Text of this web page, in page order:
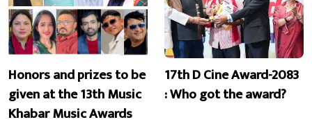
Honors and prizes to be
given at the 13th Music
Khabar Music Awards
17th D Cine Award-2083
: Who got the award?